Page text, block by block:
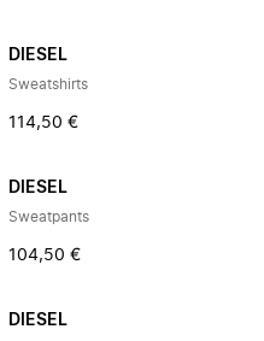
DIESEL
Sweatshirts
114,50 €
DIESEL
Sweatpants
104,50 €
DIESEL